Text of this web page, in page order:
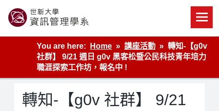
content
世新大學資管系網站
You are here:
Home 講座活動
轉知-【g0v
社群】 9/21 週日 g0v 黑客松暨公民科技青年培力
職涯探索工作坊，報名中 !
轉知-【g0v 社群】 9/21